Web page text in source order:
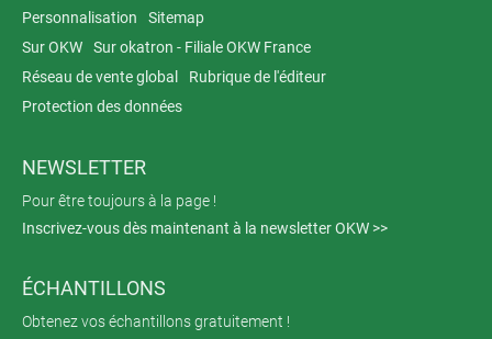
Personnalisation
Sitemap
Sur OKW
Sur okatron - Filiale OKW France
Réseau de vente global
Rubrique de l'éditeur
Protection des données
NEWSLETTER
Pour être toujours à la page !
Inscrivez-vous dès maintenant à la newsletter OKW >>
ÉCHANTILLONS
Obtenez vos échantillons gratuitement !